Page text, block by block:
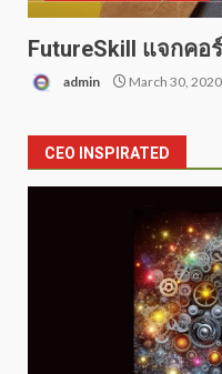
FutureSkill แจกคอ
admin March 30, 2020
CEO INSPIRATED